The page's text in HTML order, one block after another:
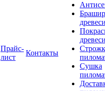
Прайс-
лист
Контакты
Сушка